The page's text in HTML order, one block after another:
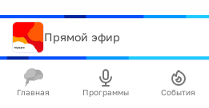
Прямой эфир
Главная Программы События